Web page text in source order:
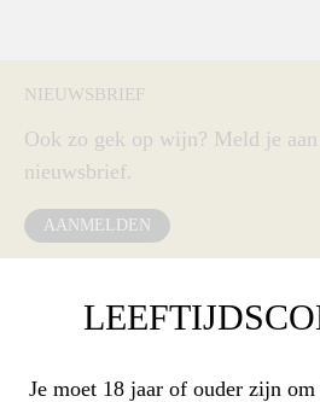
NIEUWSBRIEF
Ook zo gek op wijn? Meld je
nieuwsbrief.
AANMELDEN
Je moet 18 jaar of ouder zijn om